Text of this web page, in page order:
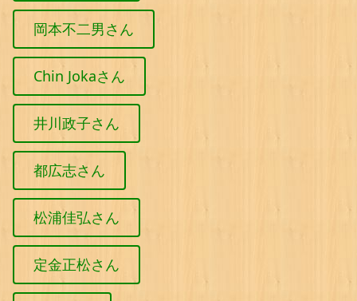
岡本不二男さん
Chin Jokaさん
井川政子さん
都広志さん
松浦佳弘さん
定金正松さん